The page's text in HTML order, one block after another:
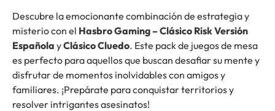
Descubre la emocionante combinación de estrategia y
misterio con el Hasbro Gaming – Clásico Risk Versión
Española yClásico Cluedo. Este pack de juegos de mesa
es perfecto para aquellos que buscan desafiar su mente y
disfrutar de momentos inolvidables con amigos y
familiares. ¡Prepárate para conquistar territorios y
resolver intrigantes asesinatos!